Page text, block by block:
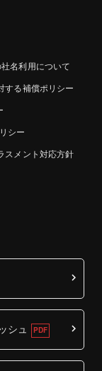
名利用について
する補償ポリシー
シー
スメント対応方針
シュ